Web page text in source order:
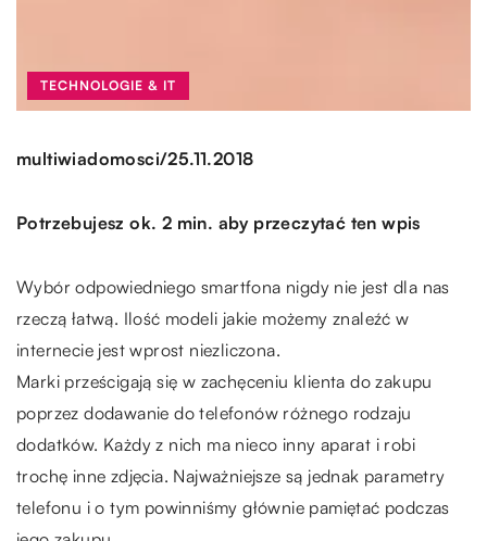
TECHNOLOGIE & IT
multiwiadomosci/25.11.2018
Potrzebujesz ok. 2 min. aby przeczytać ten wpis
Wybór odpowiedniego smartfona nigdy nie jest dla nas
rzeczą łatwą. Ilość modeli jakie możemy znaleźć w
internecie jest wprost niezliczona.
Marki prześcigają się w zachęceniu klienta do zakupu
poprzez dodawanie do telefonów różnego rodzaju
dodatków. Każdy z nich ma nieco inny aparat i robi
trochę inne zdjęcia. Najważniejsze są jednak parametry
telefonu i o tym powinniśmy głównie pamiętać podczas